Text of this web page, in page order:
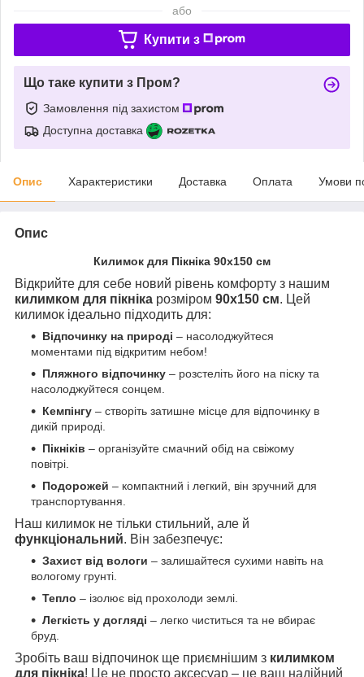
або
Купити з
Що таке купити з Пром?
Замовлення під захистом
Доступна доставка
Опис Характеристики Доставка Оплата Умови
Опис
Килимок для Пікніка 90х150 см
Відкрийте для себе новий рівень комфорту з нашим
килимком для пікніка розміром 90х150 см. Цей
килимок ідеально підходить для:
Відпочинку на природі – насолоджуйтеся
моментами під відкритим небом!
Пляжного відпочинку – розстеліть його на піску та
насолоджуйтеся сонцем.
Кемпінгу – створіть затишне місце для відпочинку в
дикій природі.
Пікніків – організуйте смачний обід на свіжому
повітрі.
Подорожей – компактний і легкий, він зручний для
транспортування.
Наш килимок не тільки стильний, але й
функціональний. Він забезпечує:
Захист від вологи – залишайтеся сухими навіть на
вологому грунті.
Тепло – ізолює від прохолоди землі.
Легкість у догляді – легко чиститься та не вбирає
бруд.
Зробіть ваш відпочинок ще приємнішим з килимком
для пікніка! Це не просто аксесуар – це ваш надійний